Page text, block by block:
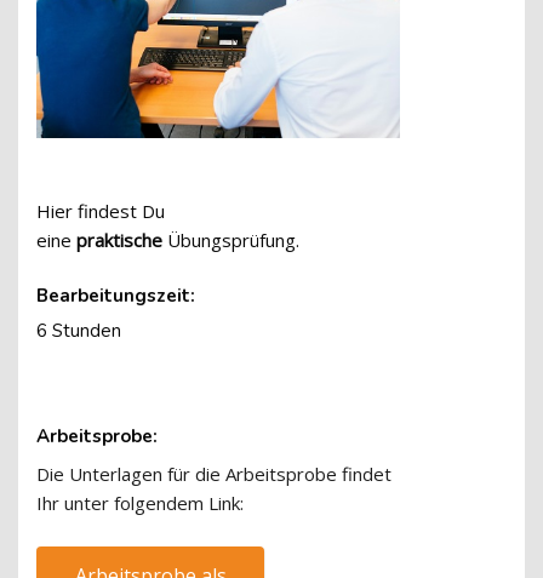
Hier findest Du
eine praktische Übungsprüfung.
Bearbeitungszeit:
6 Stunden
Arbeitsprobe:
Die Unterlagen für die Arbeitsprobe findet
Ihr unter folgendem Link: